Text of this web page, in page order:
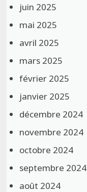
juin 2025
mai 2025
avril 2025
mars 2025
février 2025
janvier 2025
décembre 2024
novembre 2024
octobre 2024
septembre 2024
août 2024